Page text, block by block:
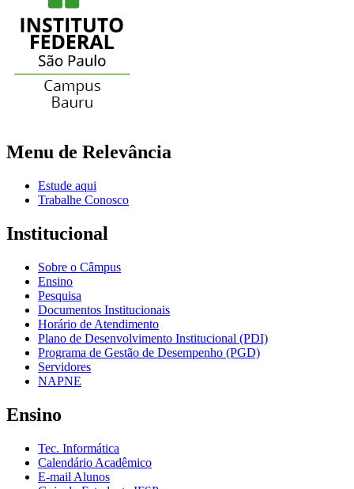
Menu de Relevância
Estude aqui
Trabalhe Conosco
Institucional
Sobre o Câmpus
Ensino
Pesquisa
Documentos Institucionais
Horário de Atendimento
Plano de Desenvolvimento Institucional (PDI)
Programa de Gestão de Desempenho (PGD)
Servidores
NAPNE
Ensino
Tec. Informática
Calendário Acadêmico
E-mail Alunos